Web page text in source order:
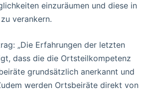
einzuräumen und diese in
verankern.
„Die Erfahrungen der letzten
dass die die Ortsteilkompetenz
grundsätzlich anerkannt und
werden Ortsbeiräte direkt von